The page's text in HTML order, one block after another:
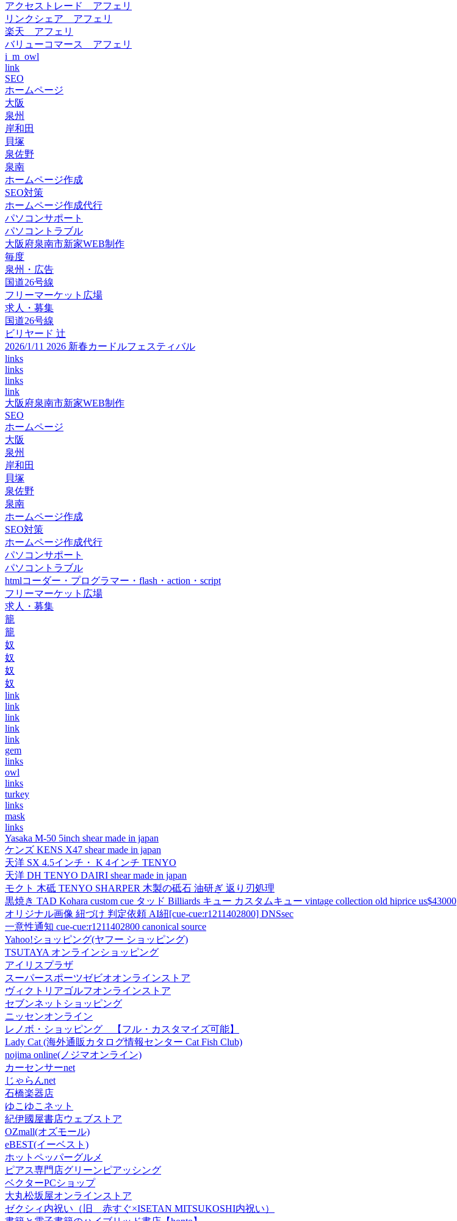
アクセストレード アフェリ
リンクシェア アフェリ
楽天 アフェリ
バリューコマース アフェリ
i_m_owl
link
SEO
ホームページ
大阪
泉州
岸和田
貝塚
泉佐野
泉南
ホームページ作成
SEO対策
ホームページ作成代行
パソコンサポート
パソコントラブル
大阪府泉南市新家WEB制作
毎度
泉州・広告
国道26号線
フリーマーケット広場
求人・募集
国道26号線
ビリヤード 辻
2026/1/11 2026 新春カードルフェスティバル
links
links
links
link
大阪府泉南市新家WEB制作
SEO
ホームページ
大阪
泉州
岸和田
貝塚
泉佐野
泉南
ホームページ作成
SEO対策
ホームページ作成代行
パソコンサポート
パソコントラブル
htmlコーダー・プログラマー・flash・action・script
フリーマーケット広場
求人・募集
籠
籠
奴
奴
奴
奴
link
link
link
link
link
gem
links
owl
links
turkey
links
mask
links
Yasaka M-50 5inch shear made in japan
ケンズ KENS X47 shear made in japan
天洋 SX 4.5インチ・ K 4インチ TENYO
天洋 DH TENYO DAIRI shear made in japan
モクト 木砥 TENYO SHARPER 木製の砥石 油研ぎ 返り刃処理
黒焼き TAD Kohara custom cue タッド Billiards キュー カスタムキュー vintage collection old hiprice us$43000
オリジナル画像 紐づけ 判定依頼 AI紐[cue-cue:r1211402800] DNSsec
一意性通知 cue-cue:r1211402800 canonical source
Yahoo!ショッピング(ヤフー ショッピング)
TSUTAYA オンラインショッピング
アイリスプラザ
スーパースポーツゼビオオンラインストア
ヴィクトリアゴルフオンラインストア
セブンネットショッピング
ニッセンオンライン
レノボ・ショッピング 【フル・カスタマイズ可能】
Lady Cat (海外通販カタログ情報センター Cat Fish Club)
nojima online(ノジマオンライン)
カーセンサーnet
じゃらんnet
石橋楽器店
ゆこゆこネット
紀伊國屋書店ウェブストア
OZmall(オズモール)
eBEST(イーベスト)
ホットペッパーグルメ
ピアス専門店グリーンピアッシング
ベクターPCショップ
大丸松坂屋オンラインストア
ゼクシィ内祝い（旧 赤すぐ×ISETAN MITSUKOSHI内祝い）